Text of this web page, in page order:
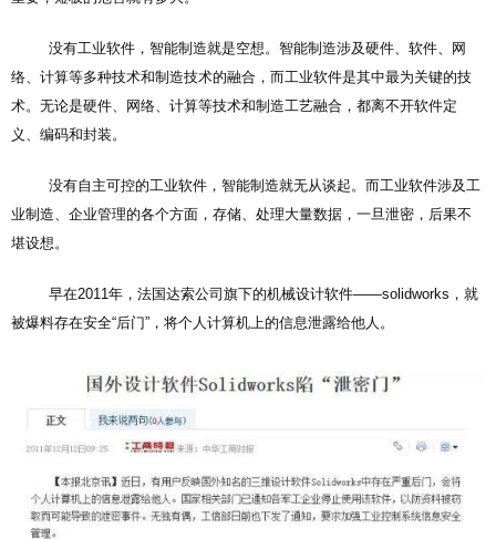
没有工业软件，智能制造就是空想。智能制造涉及硬件、软件、网
络、计算等多种技术和制造技术的融合，而工业软件是其中最为关键的技
术。无论是硬件、网络、计算等技术和制造工艺融合，都离不开软件定
义、编码和封装。
没有自主可控的工业软件，智能制造就无从谈起。而工业软件涉及工
业制造、企业管理的各个方面，存储、处理大量数据，一旦泄密，后果不
堪设想。
早在2011年，法国达索公司旗下的机械设计软件——solidworks，就
被爆料存在安全“后门”，将个人计算机上的信息泄露给他人。